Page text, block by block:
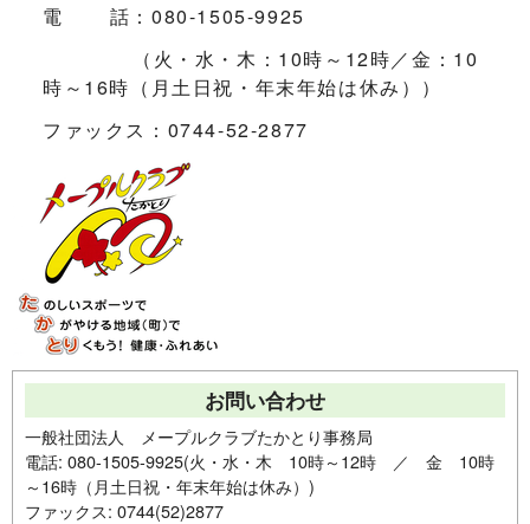
電 話：080-1505-9925
（火・水・木：10時～12時／金：10
時～16時（月土日祝・年末年始は休み））
ファックス：0744-52-2877
お問い合わせ
一般社団法人 メープルクラブたかとり事務局
電話: 080-1505-9925(火・水・木 10時～12時 ／ 金 10時
～16時（月土日祝・年末年始は休み）)
ファックス: 0744(52)2877